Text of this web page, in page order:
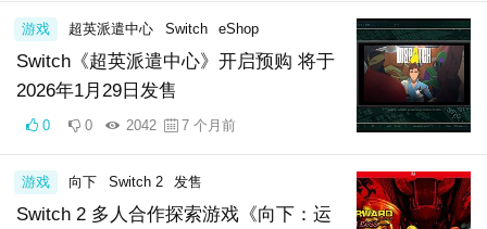
Switch《超英派遣中心》开启预购 将于
2026年1月29日发售
游戏 超英派遣中心 Switch eShop
0 0 2042 7 个月前
Switch 2 多人合作探索游戏《向下：运
游戏 向下 Switch 2 发售